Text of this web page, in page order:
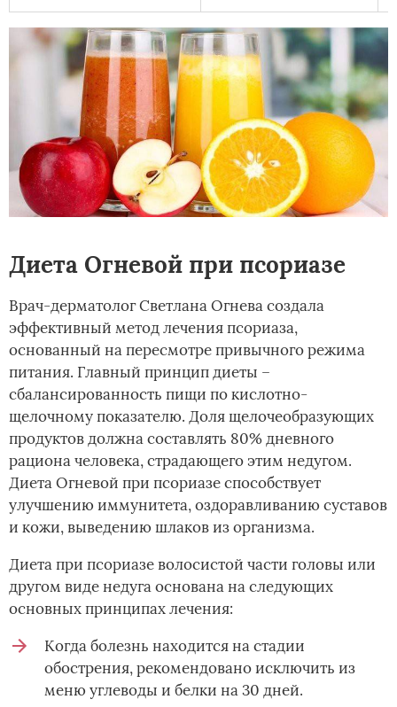
Диета Огневой при псориазе
Врач-дерматолог Светлана Огнева создала
эффективный метод лечения псориаза,
основанный на пересмотре привычного режима
питания. Главный принцип диеты –
сбалансированность пищи по кислотно-
щелочному показателю. Доля щелочеобразующих
продуктов должна составлять 80% дневного
рациона человека, страдающего этим недугом.
Диета Огневой при псориазе способствует
улучшению иммунитета, оздоравливанию суставов
и кожи, выведению шлаков из организма.
Диета при псориазе волосистой части головы или
другом виде недуга основана на следующих
основных принципах лечения:
Когда болезнь находится на стадии
обострения, рекомендовано исключить из
меню углеводы и белки на 30 дней.